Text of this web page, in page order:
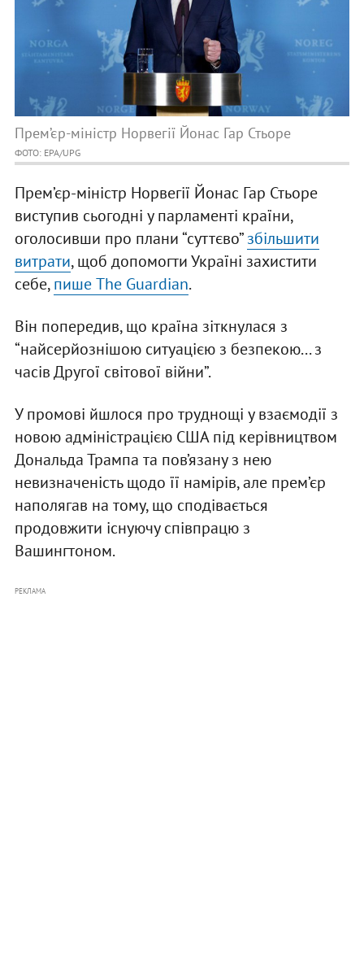
Прем’єр-міністр Норвегії Йонас Гар Стьоре
ФОТО: EPA/UPG
Прем’єр-міністр Норвегії Йонас Гар Стьоре
виступив сьогодні у парламенті країни,
оголосивши про плани “суттєво”збільшити
витрати, щоб допомогти Україні захистити
себе,пише The Guardian.
Він попередив, що країна зіткнулася з
“найсерйознішою ситуацією з безпекою... з
часів Другої світової війни”.
У промові йшлося про труднощі у взаємодії з
новою адміністрацією США під керівництвом
Дональда Трампа та пов’язану з нею
невизначеність щодо її намірів, але прем’єр
наполягав на тому, що сподівається
продовжити існуючу співпрацю з
Вашингтоном.
РЕКЛАМА